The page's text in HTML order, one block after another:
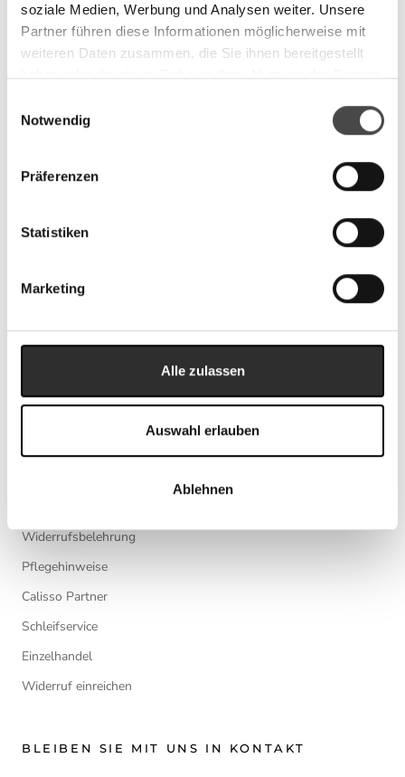
soziale Medien, Werbung und Analysen weiter. Unsere
Partner führen diese Informationen möglicherweise mit
weiteren Daten zusammen, die Sie ihnen bereitgestellt
haben oder die sie im Rahmen Ihrer Nutzung der Dienste
Notwendig
Präferenzen
Statistiken
Marketing
Alle zulassen
Auswahl erlauben
Ablehnen
CALISSO
Datenschutz
FAQ
Kooperationsanfragen
Blog
Widerrufsbelehrung
Pflegehinweise
Calisso Partner
Schleifservice
Einzelhandel
Widerruf einreichen
BLEIBEN SIE MIT UNS IN KONTAKT